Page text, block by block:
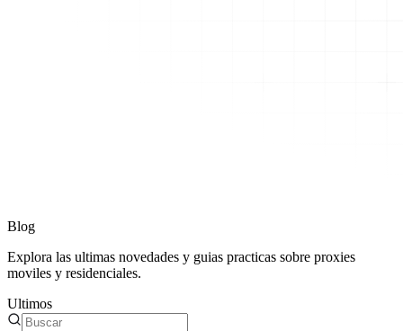
Blog
Explora las ultimas novedades y guias practicas sobre proxies
moviles y residenciales.
Ultimos